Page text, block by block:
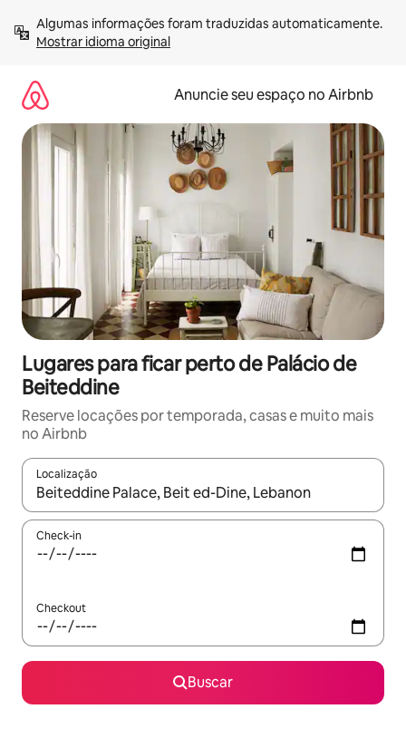
para
Mostrar idioma original
Anuncie seu espaço no Airbnb
Lugares para ficar perto de Palácio de
Beiteddine
Reserve locações por temporada, casas e muito mais
no Airbnb
Localização
Quando os resultados estiverem disponíveis, explore-os
Check-in
Checkout
Buscar